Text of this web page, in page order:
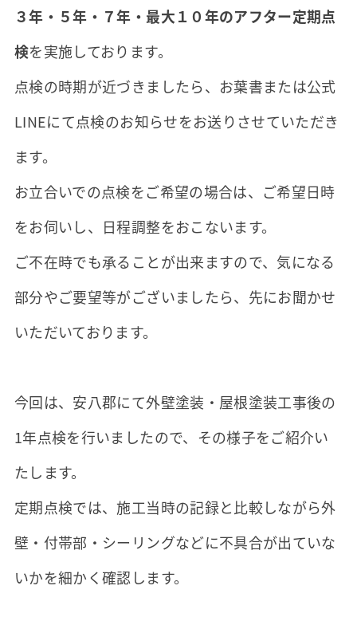
３年・５年・７年・最大１０年のアフター定期点
検を実施しております。
点検の時期が近づきましたら、お葉書または公式
LINEにて点検のお知らせをお送りさせていただき
ます。
お立合いでの点検をご希望の場合は、ご希望日時
をお伺いし、日程調整をおこないます。
ご不在時でも承ることが出来ますので、気になる
部分やご要望等がございましたら、先にお聞かせ
いただいております。
今回は、安八郡にて外壁塗装・屋根塗装工事後の
1年点検を行いましたので、その様子をご紹介い
たします。
定期点検では、施工当時の記録と比較しながら外
壁・付帯部・シーリングなどに不具合が出ていな
いかを細かく確認します。